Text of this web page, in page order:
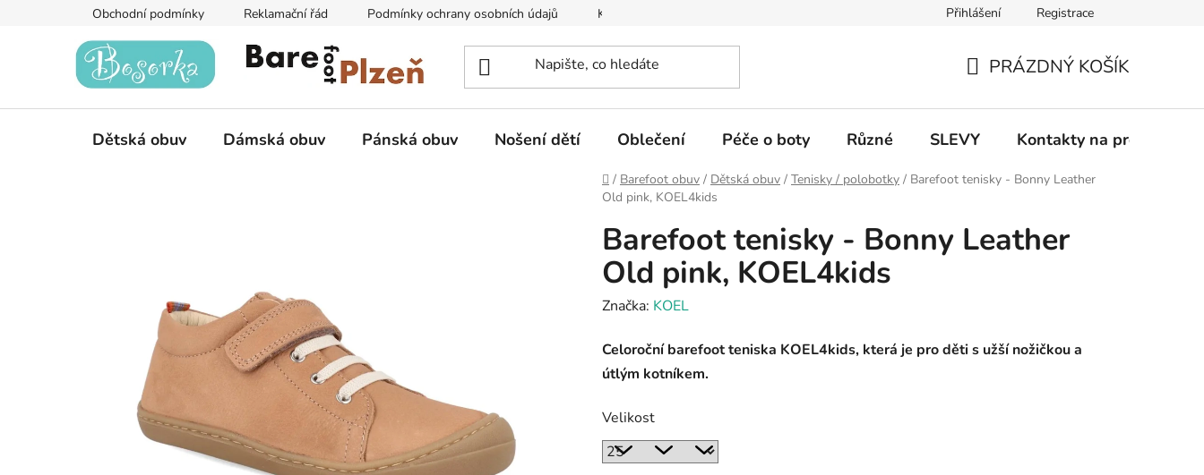
Obchodní podmínky Reklamační řád Podmínky ochrany osobních údajů Kontakty na prodejny Informace k on-line platbám Odstoupení od
Přihlášení Registrace
KOŠÍK
PRÁZDNÝ KOŠÍK
Dětská obuv Dámská obuv Pánská obuv Nošení dětí Oblečení Péče o boty Různé SLEVY Kontakty na prodejny
Domů
/ Barefoot obuv / Dětská obuv / Tenisky / polobotky / Barefoot tenisky - Bonny Leather
Old pink, KOEL4kids
Barefoot tenisky - Bonny Leather
Old pink, KOEL4kids
Značka: KOEL
Celoroční barefoot teniska KOEL4kids, která je pro děti s užší nožičkou a
útlým kotníkem.
Velikost